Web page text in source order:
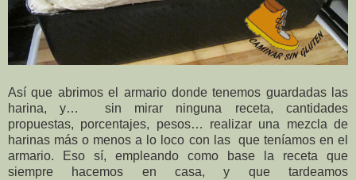
Así que abrimos el armario donde tenemos guardadas las
harina, y… sin mirar ninguna receta, cantidades
propuestas, porcentajes, pesos… realizar una mezcla de
harinas más o menos a lo loco con las que teníamos en el
armario. Eso sí, empleando como base la receta que
siempre hacemos en casa, y que tardeamos